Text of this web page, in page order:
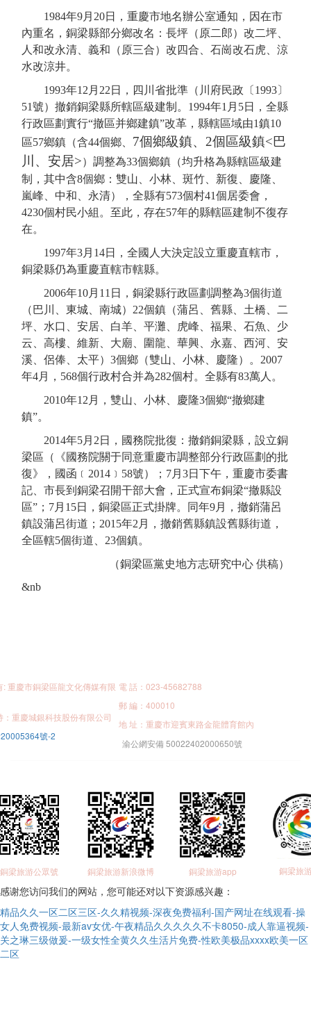
1984年9月20日，重慶市地名辦公室通知，因在市
內重名，銅梁縣部分鄉改名：長坪（原二郎）改二坪、
人和改永清、義和（原三合）改四合、石崗改石虎、涼
水改涼井。
1993年12月22日 ，四川省批準（川府民政 〔 1993〕
51號）撤銷銅梁縣所轄區級建制。 1994年1月5日，全縣
行政區劃實行“撤區并鄉建鎮”改革 ，縣轄區域由1鎮10
區57鄉鎮（含44個鄉、 7個鄉級鎮、 2個區級鎮<巴
川、安居>）調整為33個鄉鎮 （均升格為縣轄區級建
制，其中含8個鄉：雙山、小林、斑竹、新復、慶隆、
嵐峰、中和、永清），全縣有573個村41個居委會，
4230個村民小組 。至此，存在57年的縣轄區建制不復存
在。
1997年3月14日，全國人大決定設立重慶直轄市，
銅梁縣仍為重慶直轄市轄縣。
2006年10月11日， 銅梁縣行政區劃 調整為3個街道
（巴川、東城、南城） 22個鎮 （蒲呂、舊縣、土橋、二
坪、水口、安居、白羊、平灘、虎峰、福果、石魚、少
云、高樓、維新、大廟、圍龍、華興、永嘉、西河、安
溪、侶俸、太平） 3個鄉 （雙山、小林、慶隆） 。 2007
年4月
， 568個行政村合并為282個村。全縣有83萬人。
2010年12月，雙山、小林、慶隆3個鄉“撤鄉建
鎮”。
2014年5月2日，國務院批復 ： 撤銷銅梁縣，設立銅
梁區（《國務院關于同意重慶市調整部分行政區劃的批
復》
， 國函﹝ 2014﹞58號） ； 7月3日下午，重慶市委書
記、市長到銅梁召開干部大會，正式宣布銅梁“撤縣設
區”； 7月15日，銅梁區正式掛牌。 同年9月 ， 撤銷蒲呂
鎮設蒲呂街道； 2015年2月 ， 撤銷舊縣鎮設舊縣街道，
全區轄5個街道、 23個鎮。
（銅梁區黨史地方志研究中心 供稿）
&nb
: 重慶市銅梁區龍文化傳媒有限
：重慶城銀科技股份有限公司
號-2
電 話：023-45682788
郵 編：400010
地 址：重慶市迎賓東路金龍體育館內
渝公網安備 50022402000650號
銅梁旅游公眾號 銅梁旅游新浪微博 銅梁旅游app 銅梁旅
感谢您访问我们的网站，您可能还对以下资源感兴趣：
精品久久一区二区三区-久久精视频-深夜免费福利-国产网址在线观看-操
女人免费视频-最新av女优-午夜精品久久久久久不卡8050-成人靠逼视频-
关之琳三级做爰-一级女性全黄久久生活片免费-性欧美极品xxxx欧美一区
二区